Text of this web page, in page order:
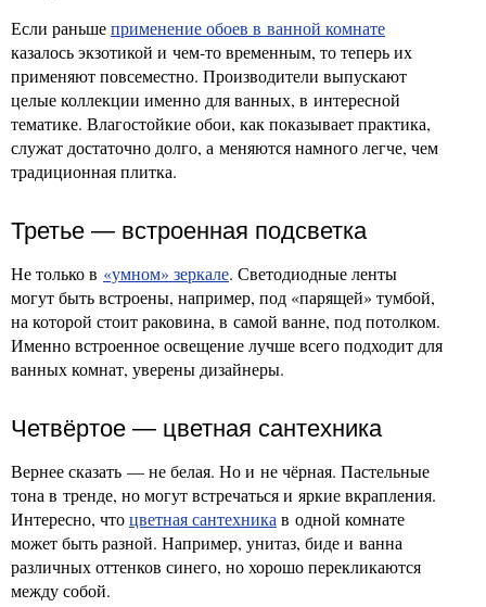
Если раньшеприменение обоев в ванной комнате
казалось экзотикой и чем-то временным, то теперь их
применяют повсеместно. Производители выпускают
целые коллекции именно для ванных, в интересной
тематике. Влагостойкие обои, как показывает практика,
служат достаточно долго, а меняются намного легче, чем
традиционная плитка.
Третье — встроенная подсветка
Не только в «умном» зеркале. Светодиодные ленты
могут быть встроены, например, под «парящей» тумбой,
на которой стоит раковина, в самой ванне, под потолком.
Именно встроенное освещение лучше всего подходит для
ванных комнат, уверены дизайнеры.
Четвёртое — цветная сантехника
Вернее сказать — не белая. Но и не чёрная. Пастельные
тона в тренде, но могут встречаться и яркие вкрапления.
Интересно, чтоцветная сантехника в одной комнате
может быть разной. Например, унитаз, биде и ванна
различных оттенков синего, но хорошо перекликаются
между собой.